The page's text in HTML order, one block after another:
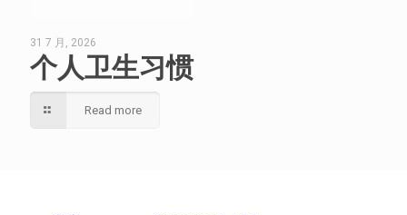
31 7 月, 2026
个人卫生习惯
Read more